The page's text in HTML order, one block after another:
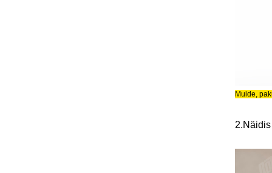
Muide,
2.